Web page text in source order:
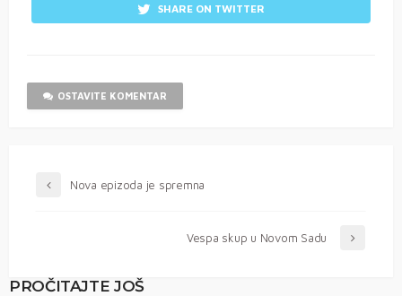
SHARE ON TWITTER
OSTAVITE KOMENTAR
Nova epizoda je spremna
Vespa skup u Novom Sadu
PROČITAJTE JOŠ